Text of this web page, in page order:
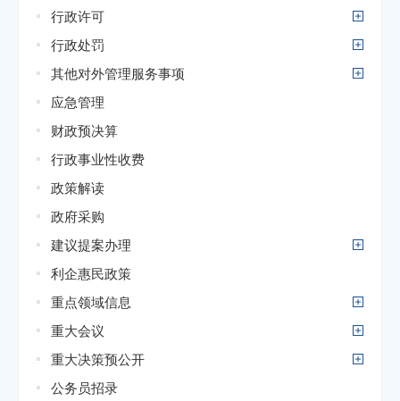
行政许可
行政处罚
其他对外管理服务事项
应急管理
财政预决算
行政事业性收费
政策解读
政府采购
建议提案办理
利企惠民政策
重点领域信息
重大会议
重大决策预公开
公务员招录